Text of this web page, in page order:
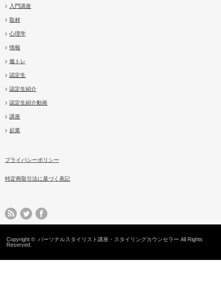
入門講座
取材
心理学
情報
服トレ
認定生
認定生紹介
認定生紹介動画
講座
起業
プライバシーポリシー
特定商取引法に基づく表記
Copyright © パーソナルスタイリスト講座・スタイリングカウンセラー All Rights
Reserved.